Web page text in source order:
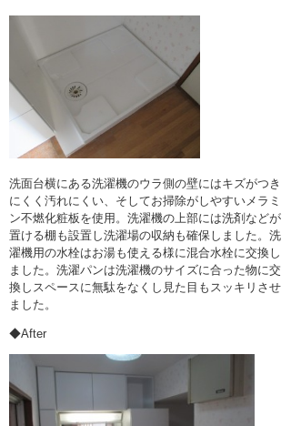
洗面台横にある洗濯機のウラ側の壁にはキズがつき
にくく汚れにくい、そしてお掃除がしやすいメラミ
ン不燃化粧板を使用。洗濯機の上部には洗剤などが
置ける棚も設置し洗濯場の収納も確保しました。洗
濯機用の水栓はお湯も使える様に混合水栓に交換し
ました。洗濯パンは洗濯機のサイズに合った物に交
換しスペースに無駄をなくし見た目もスッキリさせ
ました。
◆After